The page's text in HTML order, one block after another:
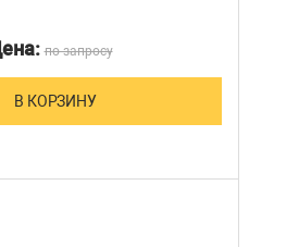
по запросу
В КОРЗИНУ